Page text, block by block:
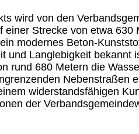
wird von den
einer Strecke von etwa 630
modernes Beton-
und Langlebigkeit bekannt
rund 680 Metern die
Nebenstraßen
widerstandsfähigen
der